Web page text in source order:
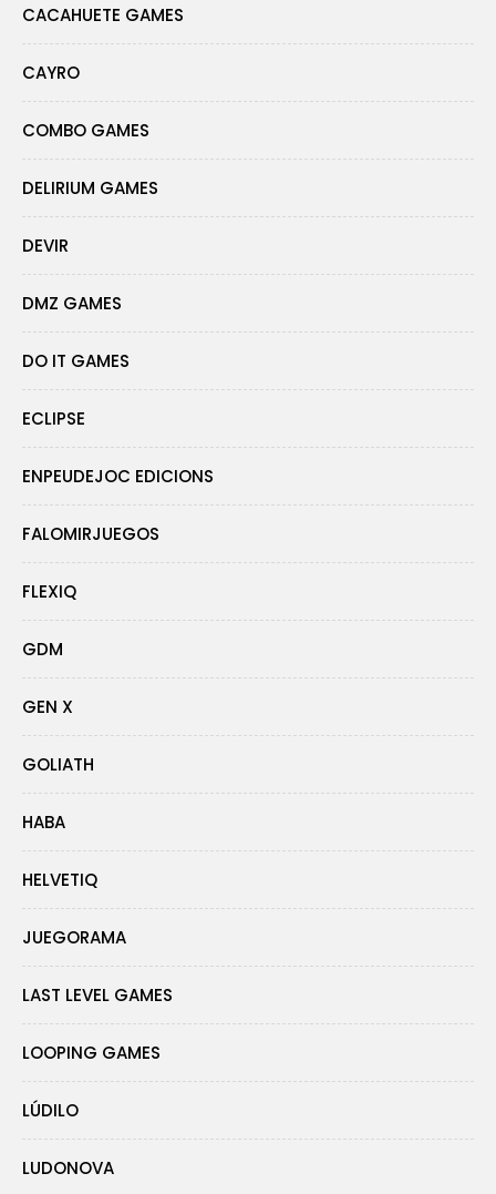
CACAHUETE GAMES
CAYRO
COMBO GAMES
DELIRIUM GAMES
DEVIR
DMZ GAMES
DO IT GAMES
ECLIPSE
ENPEUDEJOC EDICIONS
FALOMIRJUEGOS
FLEXIQ
GDM
GEN X
GOLIATH
HABA
HELVETIQ
JUEGORAMA
LAST LEVEL GAMES
LOOPING GAMES
LÚDILO
LUDONOVA